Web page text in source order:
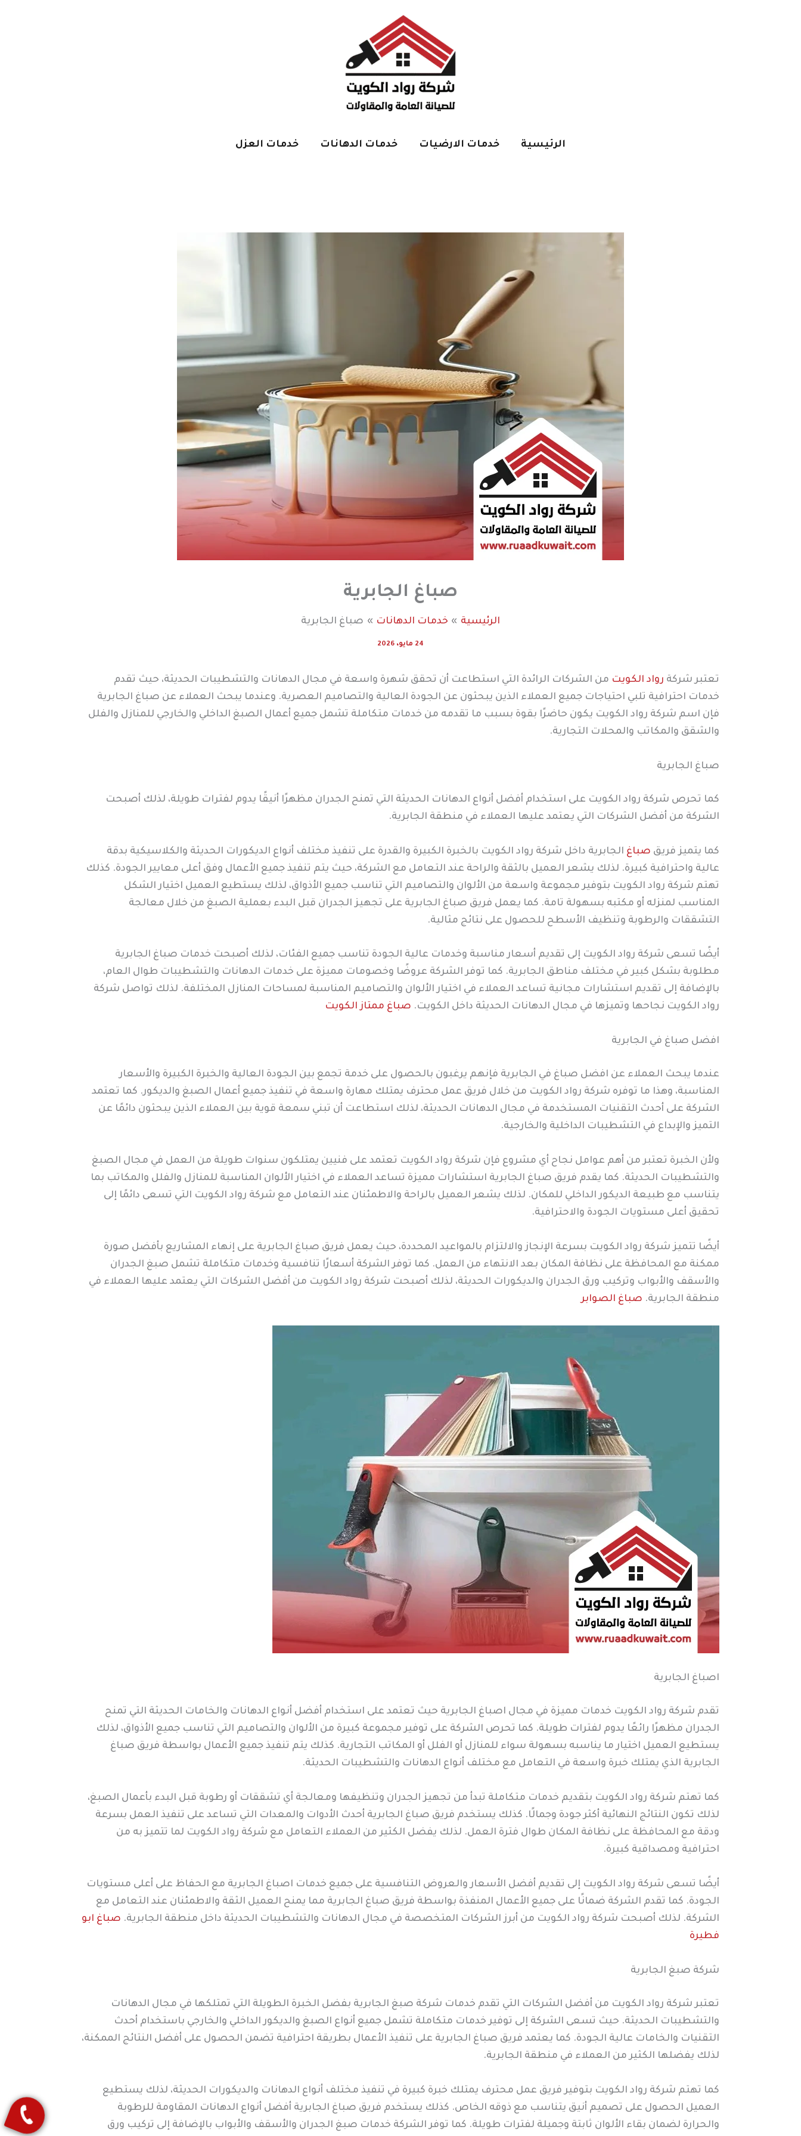
الرئيسية خدمات الارضيات خدمات الدهانات خدمات العزل
صباغ الجابرية
الرئيسية خدمات الدهانات صباغ الجابرية
24 مايو، 2026
تعتبر شركة رواد الكويت من الشركات الرائدة التي استطاعت أن تحقق شهرة واسعة في مجال الدهانات والتشطيبات الحديثة، حيث تقدم
خدمات احترافية تلبي احتياجات جميع العملاء الذين يبحثون عن الجودة العالية والتصاميم العصرية. وعندما يبحث العملاء عن صباغ الجابرية
فإن اسم شركة رواد الكويت يكون حاضرًا بقوة بسبب ما تقدمه من خدمات متكاملة تشمل جميع أعمال الصبغ الداخلي والخارجي للمنازل والفلل
والشقق والمكاتب والمحلات التجارية.
صباغ الجابرية
كما تحرص شركة رواد الكويت على استخدام أفضل أنواع الدهانات الحديثة التي تمنح الجدران مظهرًا أنيقًا يدوم لفترات طويلة، لذلك أصبحت
الشركة من أفضل الشركات التي يعتمد عليها العملاء في منطقة الجابرية.
كما يتميز فريق صباغ الجابرية داخل شركة رواد الكويت بالخبرة الكبيرة والقدرة على تنفيذ مختلف أنواع الديكورات الحديثة والكلاسيكية بدقة
عالية واحترافية كبيرة. لذلك يشعر العميل بالثقة والراحة عند التعامل مع الشركة، حيث يتم تنفيذ جميع الأعمال وفق أعلى معايير الجودة. كذلك
تهتم شركة رواد الكويت بتوفير مجموعة واسعة من الألوان والتصاميم التي تناسب جميع الأذواق، لذلك يستطيع العميل اختيار الشكل
المناسب لمنزله أو مكتبه بسهولة تامة. كما يعمل فريق صباغ الجابرية على تجهيز الجدران قبل البدء بعملية الصبغ من خلال معالجة
التشققات والرطوبة وتنظيف الأسطح للحصول على نتائج مثالية.
أيضًا تسعى شركة رواد الكويت إلى تقديم أسعار مناسبة وخدمات عالية الجودة تناسب جميع الفئات، لذلك أصبحت خدمات صباغ الجابرية
مطلوبة بشكل كبير في مختلف مناطق الجابرية. كما توفر الشركة عروضًا وخصومات مميزة على خدمات الدهانات والتشطيبات طوال العام،
بالإضافة إلى تقديم استشارات مجانية تساعد العملاء في اختيار الألوان والتصاميم المناسبة لمساحات المنازل المختلفة. لذلك تواصل شركة
رواد الكويت نجاحها وتميزها في مجال الدهانات الحديثة داخل الكويت. صباغ ممتاز الكويت
افضل صباغ في الجابرية
عندما يبحث العملاء عن افضل صباغ في الجابرية فإنهم يرغبون بالحصول على خدمة تجمع بين الجودة العالية والخبرة الكبيرة والأسعار
المناسبة، وهذا ما توفره شركة رواد الكويت من خلال فريق عمل محترف يمتلك مهارة واسعة في تنفيذ جميع أعمال الصبغ والديكور. كما تعتمد
الشركة على أحدث التقنيات المستخدمة في مجال الدهانات الحديثة، لذلك استطاعت أن تبني سمعة قوية بين العملاء الذين يبحثون دائمًا عن
التميز والإبداع في التشطيبات الداخلية والخارجية.
ولأن الخبرة تعتبر من أهم عوامل نجاح أي مشروع فإن شركة رواد الكويت تعتمد على فنيين يمتلكون سنوات طويلة من العمل في مجال الصبغ
والتشطيبات الحديثة. كما يقدم فريق صباغ الجابرية استشارات مميزة تساعد العملاء في اختيار الألوان المناسبة للمنازل والفلل والمكاتب بما
يتناسب مع طبيعة الديكور الداخلي للمكان. لذلك يشعر العميل بالراحة والاطمئنان عند التعامل مع شركة رواد الكويت التي تسعى دائمًا إلى
تحقيق أعلى مستويات الجودة والاحترافية.
أيضًا تتميز شركة رواد الكويت بسرعة الإنجاز والالتزام بالمواعيد المحددة، حيث يعمل فريق صباغ الجابرية على إنهاء المشاريع بأفضل صورة
ممكنة مع المحافظة على نظافة المكان بعد الانتهاء من العمل. كما توفر الشركة أسعارًا تنافسية وخدمات متكاملة تشمل صبغ الجدران
والأسقف والأبواب وتركيب ورق الجدران والديكورات الحديثة، لذلك أصبحت شركة رواد الكويت من أفضل الشركات التي يعتمد عليها العملاء في
منطقة الجابرية. صباغ الصوابر
اصباغ الجابرية
تقدم شركة رواد الكويت خدمات مميزة في مجال اصباغ الجابرية حيث تعتمد على استخدام أفضل أنواع الدهانات والخامات الحديثة التي تمنح
الجدران مظهرًا رائعًا يدوم لفترات طويلة. كما تحرص الشركة على توفير مجموعة كبيرة من الألوان والتصاميم التي تناسب جميع الأذواق، لذلك
يستطيع العميل اختيار ما يناسبه بسهولة سواء للمنازل أو الفلل أو المكاتب التجارية. كذلك يتم تنفيذ جميع الأعمال بواسطة فريق صباغ
الجابرية الذي يمتلك خبرة واسعة في التعامل مع مختلف أنواع الدهانات والتشطيبات الحديثة.
كما تهتم شركة رواد الكويت بتقديم خدمات متكاملة تبدأ من تجهيز الجدران وتنظيفها ومعالجة أي تشققات أو رطوبة قبل البدء بأعمال الصبغ،
لذلك تكون النتائج النهائية أكثر جودة وجمالًا. كذلك يستخدم فريق صباغ الجابرية أحدث الأدوات والمعدات التي تساعد على تنفيذ العمل بسرعة
ودقة مع المحافظة على نظافة المكان طوال فترة العمل. لذلك يفضل الكثير من العملاء التعامل مع شركة رواد الكويت لما تتميز به من
احترافية ومصداقية كبيرة.
أيضًا تسعى شركة رواد الكويت إلى تقديم أفضل الأسعار والعروض التنافسية على جميع خدمات اصباغ الجابرية مع الحفاظ على أعلى مستويات
الجودة. كما تقدم الشركة ضمانًا على جميع الأعمال المنفذة بواسطة فريق صباغ الجابرية مما يمنح العميل الثقة والاطمئنان عند التعامل مع
الشركة. لذلك أصبحت شركة رواد الكويت من أبرز الشركات المتخصصة في مجال الدهانات والتشطيبات الحديثة داخل منطقة الجابرية. صباغ ابو
فطيرة
شركة صبغ الجابرية
تعتبر شركة رواد الكويت من أفضل الشركات التي تقدم خدمات شركة صبغ الجابرية بفضل الخبرة الطويلة التي تمتلكها في مجال الدهانات
والتشطيبات الحديثة. حيث تسعى الشركة إلى توفير خدمات متكاملة تشمل جميع أنواع الصبغ والديكور الداخلي والخارجي باستخدام أحدث
التقنيات والخامات عالية الجودة. كما يعتمد فريق صباغ الجابرية على تنفيذ الأعمال بطريقة احترافية تضمن الحصول على أفضل النتائج الممكنة،
لذلك يفضلها الكثير من العملاء في منطقة الجابرية.
كما تهتم شركة رواد الكويت بتوفير فريق عمل محترف يمتلك خبرة كبيرة في تنفيذ مختلف أنواع الدهانات والديكورات الحديثة، لذلك يستطيع
العميل الحصول على تصميم أنيق يتناسب مع ذوقه الخاص. كذلك يستخدم فريق صباغ الجابرية أفضل أنواع الدهانات المقاومة للرطوبة
والحرارة لضمان بقاء الألوان ثابتة وجميلة لفترات طويلة. كما توفر الشركة خدمات صبغ الجدران والأسقف والأبواب بالإضافة إلى تركيب ورق